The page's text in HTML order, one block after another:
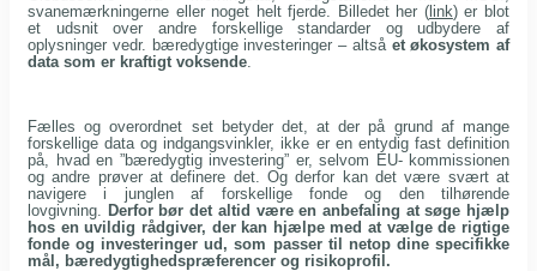
svanemærkningerne eller noget helt fjerde. Billedet her (link) er blot
et udsnit over andre forskellige standarder og udbydere af
oplysninger vedr. bæredygtige investeringer – altså et økosystem af
data som er kraftigt voksende.
Fælles og overordnet set betyder det, at der på grund af mange
forskellige data og indgangsvinkler, ikke er en entydig fast definition
på, hvad en ”bæredygtig investering” er, selvom EU- kommissionen
og andre prøver at definere det. Og derfor kan det være svært at
navigere i junglen af forskellige fonde og den tilhørende
lovgivning. Derfor bør det altid være en anbefaling at søge hjælp
hos en uvildig rådgiver, der kan hjælpe med at vælge de rigtige
fonde og investeringer ud, som passer til netop dine specifikke
mål, bæredygtighedspræferencer og risikoprofil.